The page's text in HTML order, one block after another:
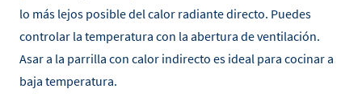
lo más lejos posible del calor radiante directo. Puedes
controlar la temperatura con la abertura de ventilación.
Asar a la parrilla con calor indirecto es ideal para cocinar a
baja temperatura.